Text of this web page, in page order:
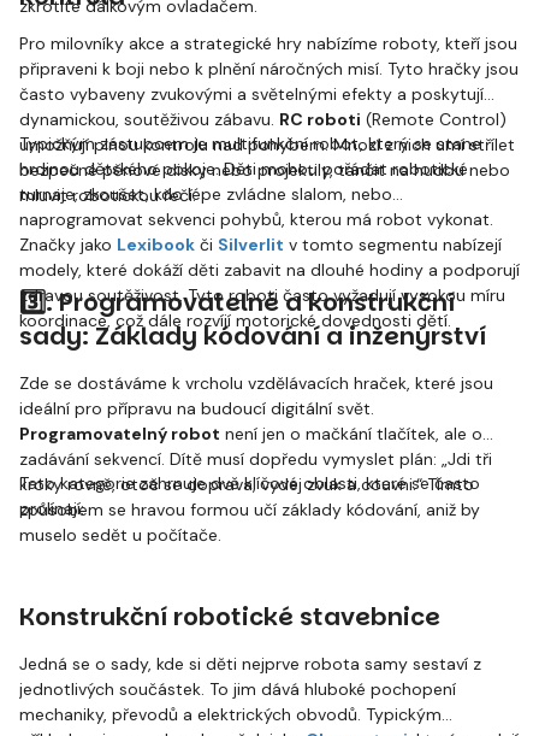
zkrotíte dálkovým ovladačem.
Pro milovníky akce a strategické hry nabízíme roboty, kteří jsou
připraveni k boji nebo k plnění náročných misí. Tyto hračky jsou
často vybaveny zvukovými a světelnými efekty a poskytují
dynamickou, soutěživou zábavu. RC roboti (Remote Control)
umožňují plnou kontrolu nad pohybem. Mnozí z nich umí střílet
bezpečné pěnové disky nebo projektily, tančit na hudbu nebo
mluvit robotickou řečí.
Typickým zástupcem je multifunkční robot, který se stane
hrdinou dětského pokoje. Děti mohou pořádat robotické
turnaje, zkoušet, kdo lépe zvládne slalom, nebo
naprogramovat sekvenci pohybů, kterou má robot vykonat.
Značky jako Lexibook či Silverlit v tomto segmentu nabízejí
modely, které dokáží děti zabavit na dlouhé hodiny a podporují
zdravou soutěživost. Tyto roboti často vyžadují vysokou míru
koordinace, což dále rozvíjí motorické dovednosti dětí.
3️⃣. Programovatelné a konstrukční
sady: Základy kódování a inženýrství
Zde se dostáváme k vrcholu vzdělávacích hraček, které jsou
ideální pro přípravu na budoucí digitální svět.
Programovatelný robot není jen o mačkání tlačítek, ale o
zadávání sekvencí. Dítě musí dopředu vymyslet plán: „Jdi tři
kroky rovně, otoč se doprava, vydej zvuk a couvni.“ Tímto
způsobem se hravou formou učí základy kódování, aniž by
muselo sedět u počítače.
Tato kategorie zahrnuje dvě klíčové oblasti, které se často
prolínají:
Konstrukční robotické stavebnice
Jedná se o sady, kde si děti nejprve robota samy sestaví z
jednotlivých součástek. To jim dává hluboké pochopení
mechaniky, převodů a elektrických obvodů. Typickým